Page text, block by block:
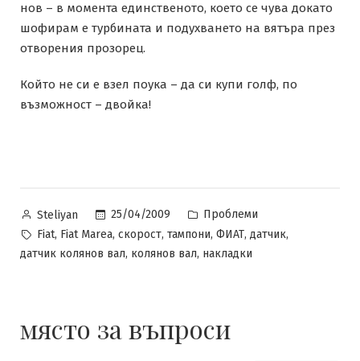
нов – в момента единственото, което се чува докато
шофирам е турбината и подухването на вятъра през
отворения прозорец.
Който не си е взел поука – да си купи голф, по
възможност – двойка!
Posted
by
Steliyan 25/04/2009
Posted
in
Проблеми
Tags:
Fiat, Fiat Marea, скорост, тампони, ФИАТ, датчик,
датчик колянов вал, колянов вал, накладки
място за въпроси